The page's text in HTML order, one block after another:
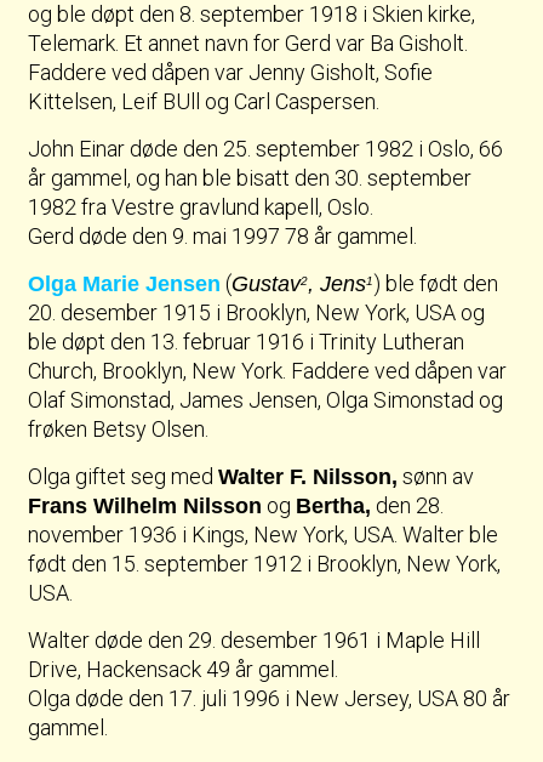
og ble døpt den 8. september 1918 i Skien kirke,
Telemark. Et annet navn for Gerd var Ba Gisholt.
Faddere ved dåpen var Jenny Gisholt, Sofie
Kittelsen, Leif BUll og Carl Caspersen.
John Einar døde den 25. september 1982 i Oslo, 66
år gammel, og han ble bisatt den 30. september
1982 fra Vestre gravlund kapell, Oslo.
Gerd døde den 9. mai 1997 78 år gammel.
Olga Marie Jensen (Gustav2, Jens1) ble født den
20. desember 1915 i Brooklyn, New York, USA og
ble døpt den 13. februar 1916 i Trinity Lutheran
Church, Brooklyn, New York. Faddere ved dåpen var
Olaf Simonstad, James Jensen, Olga Simonstad og
frøken Betsy Olsen.
Olga giftet seg medWalter F. Nilsson, sønn av
Frans Wilhelm Nilsson og Bertha, den 28.
november 1936 i Kings, New York, USA. Walter ble
født den 15. september 1912 i Brooklyn, New York,
USA.
Walter døde den 29. desember 1961 i Maple Hill
Drive, Hackensack 49 år gammel.
Olga døde den 17. juli 1996 i New Jersey, USA 80 år
gammel.